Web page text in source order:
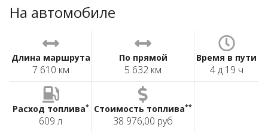
На автомобиле
Длина маршрута
7 610 км
По прямой
5 632 км
Время в пути
4 д 19 ч
Расход топлива*
609 л
Стоимость топлива**
38 976,00 руб